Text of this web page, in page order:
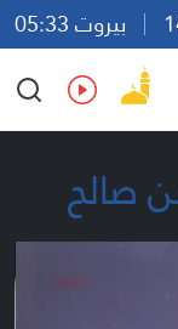
بيروت 05:33
Ar
En Fr Es
صالح